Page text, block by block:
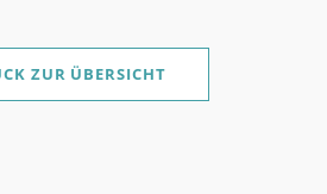
ab sofort möglich
ZUR ÜBERSICHT